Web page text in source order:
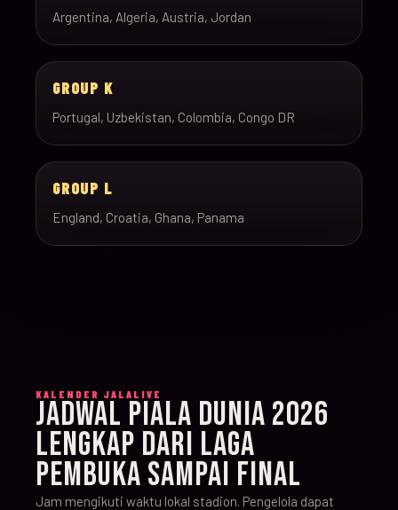
Argentina, Algeria, Austria, Jordan
GROUP K
Portugal, Uzbekistan, Colombia, Congo DR
GROUP L
England, Croatia, Ghana, Panama
KALENDER JALALIVE
JADWAL PIALA DUNIA 2026
LENGKAP DARI LAGA
PEMBUKA SAMPAI FINAL
Jam mengikuti waktu lokal stadion. Pengelola dapat